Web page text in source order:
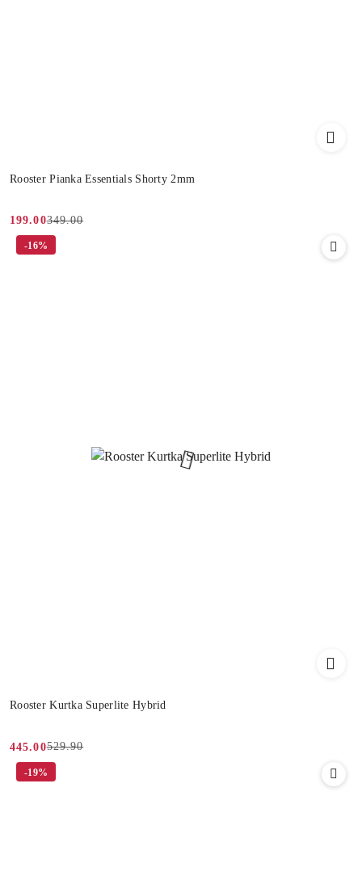
Rooster Pianka Essentials Shorty 2mm
Cena
promocyjna:
199.00
Cena
przed
349.00
Rooster Kurtka Superlite Hybrid
Cena
promocyjna:
445.00
Cena
przed
529.90
-16%
-19%